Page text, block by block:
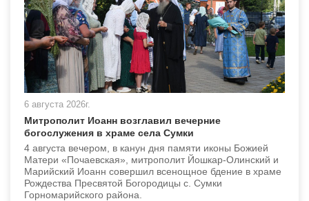
6 августа 2026г.
Митрополит Иоанн возглавил вечерние
богослужения в храме села Сумки
4 августа вечером, в канун дня памяти иконы Божией
Матери «Почаевская», митрополит Йошкар-Олинский и
Марийский Иоанн совершил всенощное бдение в храме
Рождества Пресвятой Богородицы с. Сумки
Горномарийского района.